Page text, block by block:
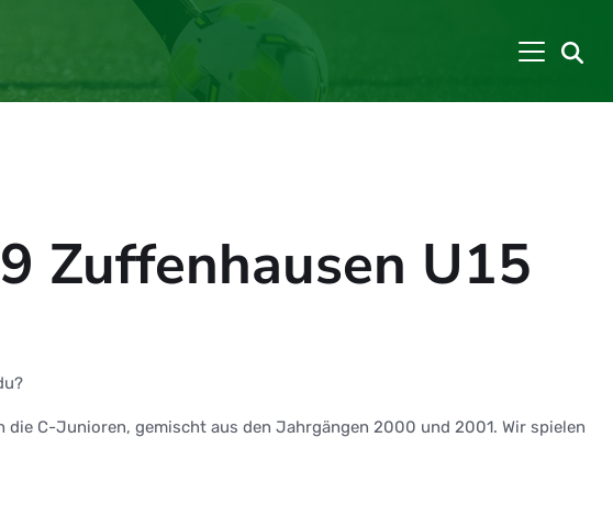
Zuffenhausen U15
C-Junioren, gemischt aus den Jahrgängen 2000 und 2001. Wir spielen